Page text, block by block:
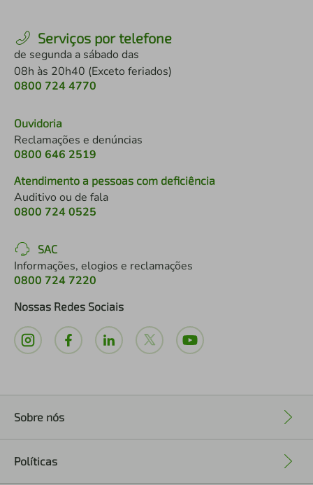
Serviços por telefone
de segunda a sábado das
08h às 20h40 (Exceto feriados)
0800 724 4770
Ouvidoria
Reclamações e denúncias
0800 646 2519
Atendimento a pessoas com deficiência
Auditivo ou de fala
0800 724 0525
SAC
Informações, elogios e reclamações
0800 724 7220
Nossas Redes Sociais
Sobre nós
Políticas